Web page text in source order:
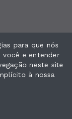
para que nós
você e entender
neste site
à nossa